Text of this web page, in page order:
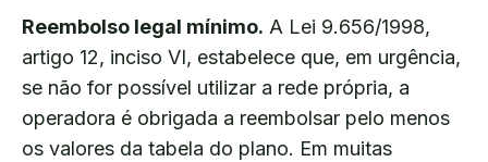
Reembolso legal mínimo. A Lei 9.656/1998,
artigo 12, inciso VI, estabelece que, em urgência,
se não for possível utilizar a rede própria, a
operadora é obrigada a reembolsar pelo menos
os valores da tabela do plano. Em muitas